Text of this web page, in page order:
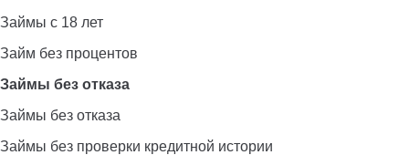
Займы с 18 лет
Займ без процентов
Займы без отказа
Займы без отказа
Займы без проверки кредитной истории